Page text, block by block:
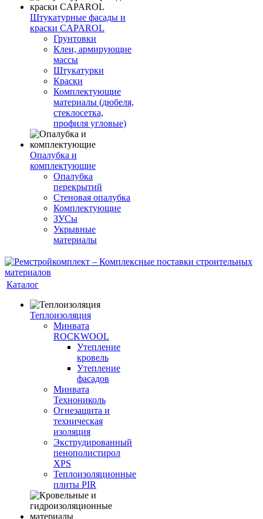
Штукатурные фасады и
краски CAPAROL
Грунтовки
Клеи, армирующие
массы
Штукатурки
Краски
Комплектующие
материалы (дюбеля,
стеклосетка,
профиля угловые)
Опалубка и
комплектующие
Опалубка
перекрытий
Стеновая опалубка
Комплектующие
ЗУСы
Укрывные
материалы
Каталог
Теплоизоляция
Минвата
ROCKWOOL
Утепление
кровель
Утепление
фасадов
Минвата
Технониколь
Огнезащита и
техническая
изоляция
Экструдированный
пенополистирол
XPS
Теплоизоляционные
плиты PIR